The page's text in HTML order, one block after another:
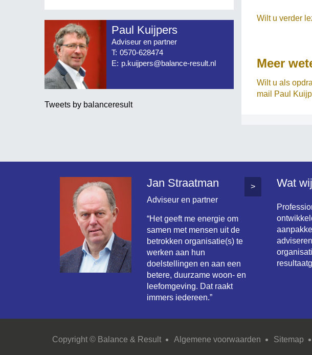
Wilt u verder
Meer
Wilt u als
mail Paul
Paul Kuijpers
Adviseur en partner
T: 0570-628474
E: p.kuijpers@balance-result.nl
Tweets by balanceresult
Jan Straatman
Adviseur en partner
“Het geeft me energie om
samen met mensen uit de
betrokken organisatie(s) te
werken aan hun
doelstellingen en aan een
betere, duurzame woon- en
leefomgeving. Dat raakt
immers iedereen.”
> Wat
Copyright © Balance & Result Algemene voorwaarden Sitemap